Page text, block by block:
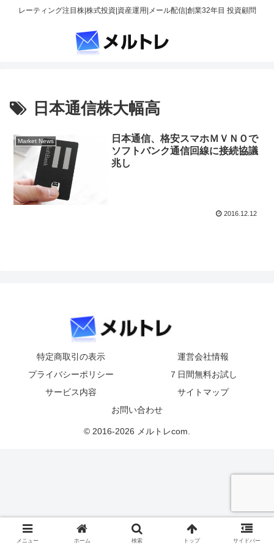
レーティング注目株|株式投資|資産運用|メール配信|創業32年目 投資顧問
日本通信株大幅高
Market News
日本通信、格安スマホＭＶＮＯで
ソフトバンク通信回線に接続協議
兆し
2016.12.12
特定商取引の表示
運営会社情報
プライバシーポリシー
７日間無料お試し
サービス内容
サイトマップ
お問い合わせ
© 2016-2026 メルトレcom.
メニュー ホーム 検索 トップ サイドバー